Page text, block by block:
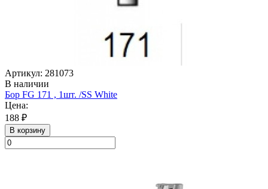
Артикул: 281073
В наличии
Бор FG 171 , 1шт. /SS White
Цена:
188 ₽
В корзину